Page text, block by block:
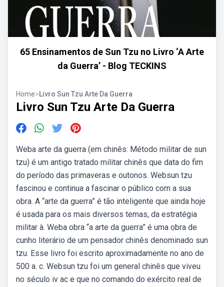
65 Ensinamentos de Sun Tzu no Livro ‘A Arte
da Guerra’ - Blog TECKINS
Home>Livro Sun Tzu Arte Da Guerra
Livro Sun Tzu Arte Da Guerra
Weba arte da guerra (em chinês: Método militar de sun
tzu) é um antigo tratado militar chinês que data do fim
do período das primaveras e outonos. Websun tzu
fascinou e continua a fascinar o público com a sua
obra. A “arte da guerra” é tão inteligente que ainda hoje
é usada para os mais diversos temas, da estratégia
militar à. Weba obra “a arte da guerra” é uma obra de
cunho literário de um pensador chinês denominado sun
tzu. Esse livro foi escrito aproximadamente no ano de
500 a. c. Websun tzu foi um general chinês que viveu
no século iv ac e que no comando do exército real de